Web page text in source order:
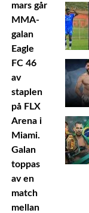
mars går
MMA-
galan
Eagle
FC 46
av
staplen
på FLX
Arena i
Miami.
Galan
toppas
av en
match
mellan